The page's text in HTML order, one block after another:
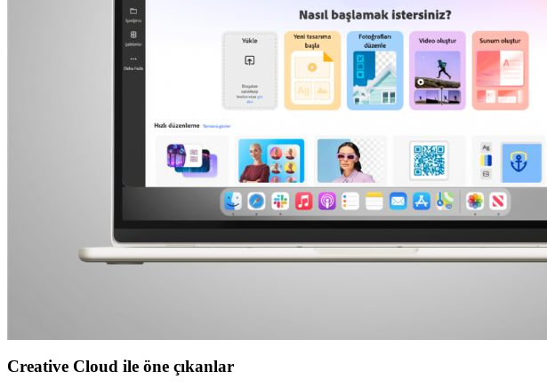
Creative Cloud ile öne çıkanlar